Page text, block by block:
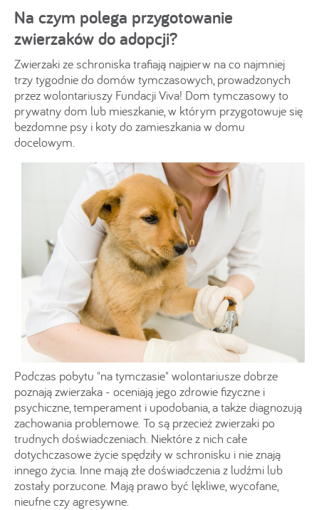
Na czym polega przygotowanie
zwierzaków do adopcji?
Zwierzaki ze schroniska trafiają najpierw na co najmniej
trzy tygodnie do domów tymczasowych, prowadzonych
przez wolontariuszy Fundacji Viva! Dom tymczasowy to
prywatny dom lub mieszkanie, w którym przygotowuje się
bezdomne psy i koty do zamieszkania w domu
docelowym.
Podczas pobytu "na tymczasie" wolontariusze dobrze
poznają zwierzaka - oceniają jego zdrowie fizyczne i
psychiczne, temperament i upodobania, a także diagnozują
zachowania problemowe. To są przecież zwierzaki po
trudnych doświadczeniach. Niektóre z nich całe
dotychczasowe życie spędziły w schronisku i nie znają
innego życia. Inne mają złe doświadczenia z ludźmi lub
zostały porzucone. Mają prawo być lękliwe, wycofane,
nieufne czy agresywne.